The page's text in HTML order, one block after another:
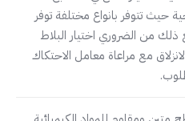
حيث تتوفر بانواع مختلفة توفر
من الضروري اختيار البلاط
مع مراعاة معامل الاحتكاك